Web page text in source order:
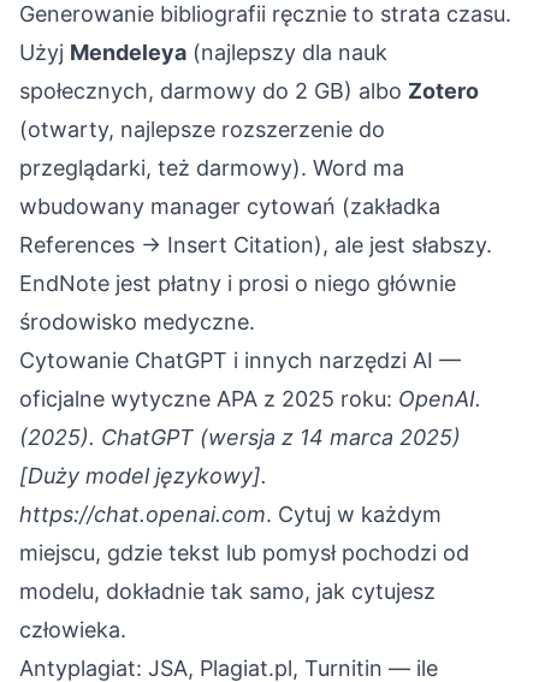
Generowanie bibliografii ręcznie to strata czasu.
Użyj Mendeleya (najlepszy dla nauk
społecznych, darmowy do 2 GB) albo Zotero
(otwarty, najlepsze rozszerzenie do
przeglądarki, też darmowy). Word ma
wbudowany manager cytowań (zakładka
References → Insert Citation), ale jest słabszy.
EndNote jest płatny i prosi o niego głównie
środowisko medyczne.
Cytowanie ChatGPT i innych narzędzi AI —
oficjalne wytyczne APA z 2025 roku: OpenAI.
(2025). ChatGPT (wersja z 14 marca 2025)
[Duży model językowy].
https://chat.openai.com. Cytuj w każdym
miejscu, gdzie tekst lub pomysł pochodzi od
modelu, dokładnie tak samo, jak cytujesz
człowieka.
Antyplagiat: JSA, Plagiat.pl, Turnitin — ile